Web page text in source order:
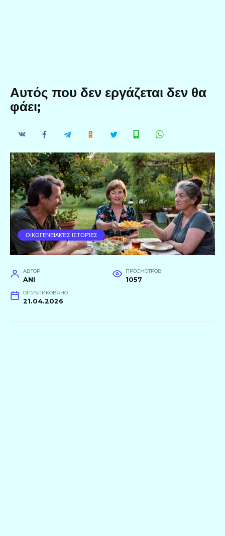
Αυτός που δεν εργάζεται δεν θα
φάει;
ΟΙΚΟΓΕΝΕΙΑΚΈΣ ΙΣΤΟΡΊΕΣ
АВТОР
ANI
ПРОСМОТРОВ
1057
ОПУБЛИКОВАНО
21.04.2026